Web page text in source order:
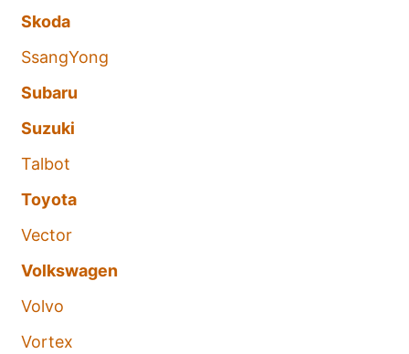
Skoda
SsangYong
Subaru
Suzuki
Talbot
Toyota
Vector
Volkswagen
Volvo
Vortex